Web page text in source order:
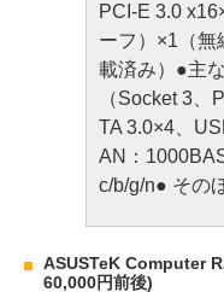
PCI-E 3.0
ーフ）×1（無
載済み）●主
（Socket 3
TA 3.0×4、
AN：
c/b/g/n● その
ASUSTeK Computer
60,000円前後)